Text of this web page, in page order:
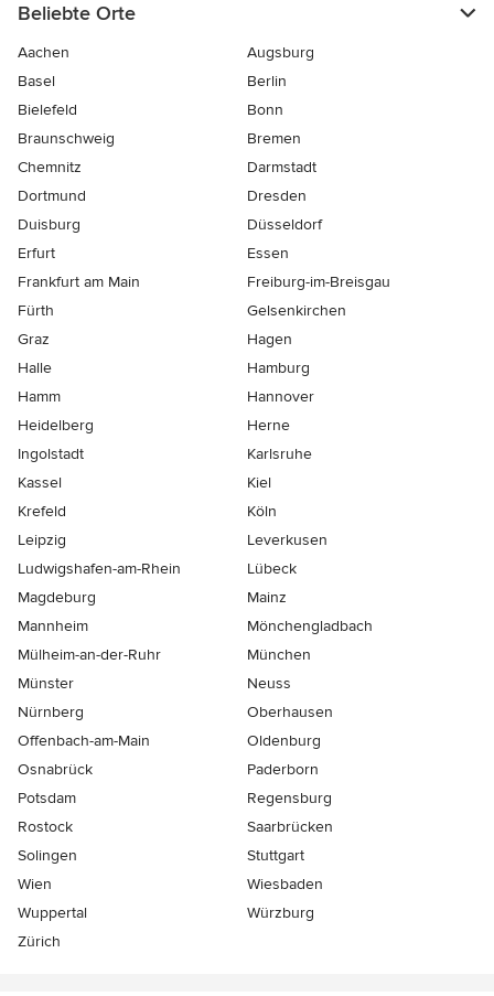
Beliebte Orte
Aachen
Augsburg
Basel
Berlin
Bielefeld
Bonn
Braunschweig
Bremen
Chemnitz
Darmstadt
Dortmund
Dresden
Duisburg
Düsseldorf
Erfurt
Essen
Frankfurt am Main
Freiburg-im-Breisgau
Fürth
Gelsenkirchen
Graz
Hagen
Halle
Hamburg
Hamm
Hannover
Heidelberg
Herne
Ingolstadt
Karlsruhe
Kassel
Kiel
Krefeld
Köln
Leipzig
Leverkusen
Ludwigshafen-am-Rhein
Lübeck
Magdeburg
Mainz
Mannheim
Mönchen­gladbach
Mülheim-an-der-Ruhr
München
Münster
Neuss
Nürnberg
Oberhausen
Offenbach-am-Main
Oldenburg
Osnabrück
Paderborn
Potsdam
Regensburg
Rostock
Saarbrücken
Solingen
Stuttgart
Wien
Wiesbaden
Wuppertal
Würzburg
Zürich